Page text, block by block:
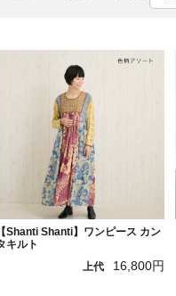
【Shanti Shanti】ワンピース カン
キルト
上代
16,800円